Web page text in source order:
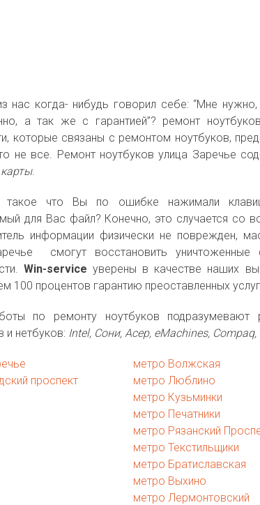
нас когда- нибудь говорил себе: “Мне
а так же с гарантией”? ремонт
которые связаны с ремонтом ноутбуков,
не все. Ремонт ноутбуков улица Заречье
.
что Вы по ошибке нажимали
для Вас файл? Конечно, это случается со
информации физически не поврежден,
смогут восстановить
Win-service уверены в качестве наших
100 процентов гарантию преоставленных
по ремонту ноутбуков подразумевают
и нетбуков: Intel, Сони, Асер, eMachines,
проспект
метро Волжская
метро Люблино
метро Кузьминки
метро Печатники
метро Рязанский
метро Текстильщики
метро Братиславская
метро Выхино
метро Лермонтовский